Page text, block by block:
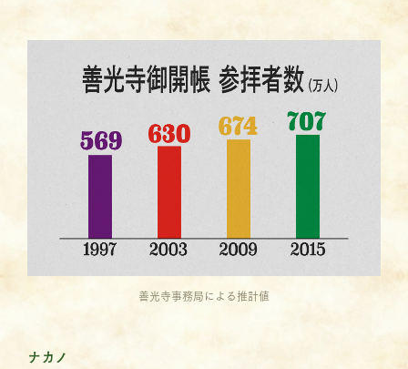
善光寺事務局による推計値
ナカノ